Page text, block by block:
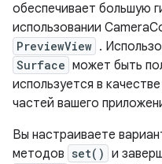
обеспечивает большую
использовании
PreviewView .
Surface может быть
используется в
частей вашего
Вы настраиваете
методов set() и